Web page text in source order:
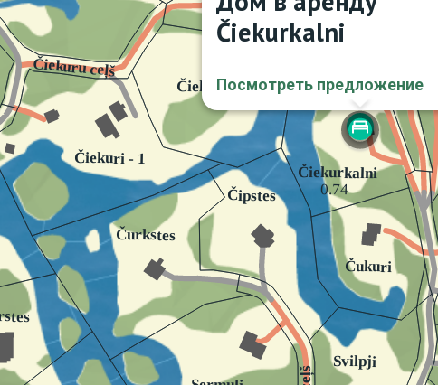
Čiekurkalni
Посмотреть предложение